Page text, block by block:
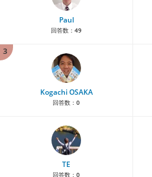
Paul
回答数： 49
3
Kogachi OSAKA
回答数： 0
TE
回答数： 0